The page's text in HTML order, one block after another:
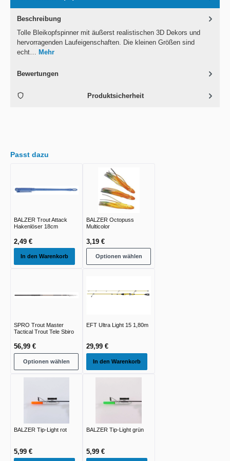
Beschreibung
Tolle Bleikopfspinner mit äußerst realistischen 3D Dekors und
hervorragenden Laufeigenschaften. Die kleinen Größen sind
echt… Mehr
Bewertungen
Produktsicherheit
Passt dazu
BALZER Trout Attack
Hakenlöser 18cm
2,49 €
In den Warenkorb
BALZER Octopuss
Multicolor
3,19 €
Optionen wählen
SPRO Trout Master
Tactical Trout Tele Sbiro
56,99 €
Optionen wählen
EFT Ultra Light 15 1,80m
29,99 €
In den Warenkorb
BALZER Tip-Light rot
5,99 €
BALZER Tip-Light grün
5,99 €